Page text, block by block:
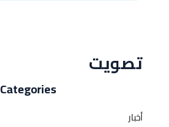
تصويت
Categories
أخبار